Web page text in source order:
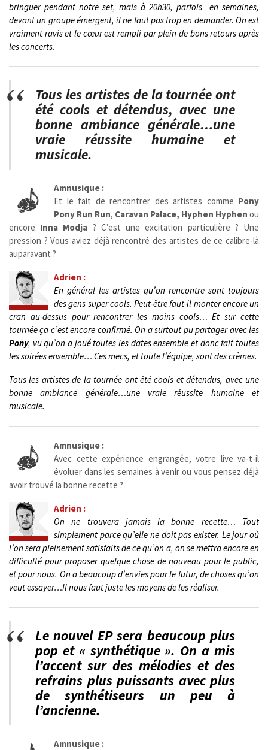
bringuer pendant notre set, mais à 20h30, parfois en semaines,
devant un groupe émergent, il ne faut pas trop en demander. On est
vraiment ravis et le cœur est rempli par plein de bons retours après
les concerts.
Tous les artistes de la tournée ont
été cools et détendus, avec une
bonne ambiance générale…une
vraie réussite humaine et
musicale.
Amnusique :
Et le fait de rencontrer des artistes comme Pony
Pony Run Run, Caravan Palace, Hyphen Hyphen ou
encore Inna Modja ? C’est une excitation particulière ? Une
pression ? Vous aviez déjà rencontré des artistes de ce calibre-là
auparavant ?
Adrien :
En général les artistes qu’on rencontre sont toujours
des gens super cools. Peut-être faut-il monter encore un
cran au-dessus pour rencontrer les moins cools… Et sur cette
tournée ça c’est encore confirmé. On a surtout pu partager avec les
Pony, vu qu’on a joué toutes les dates ensemble et donc fait toutes
les soirées ensemble… Ces mecs, et toute l’équipe, sont des crèmes.
Tous les artistes de la tournée ont été cools et détendus, avec une
bonne ambiance générale…une vraie réussite humaine et
musicale.
Amnusique :
Avec cette expérience engrangée, votre live va-t-il
évoluer dans les semaines à venir ou vous pensez déjà
avoir trouvé la bonne recette ?
Adrien :
On ne trouvera jamais la bonne recette… Tout
simplement parce qu’elle ne doit pas exister. Le jour où
l’on sera pleinement satisfaits de ce qu’on a, on se mettra encore en
difficulté pour proposer quelque chose de nouveau pour le public,
et pour nous. On a beaucoup d’envies pour le futur, de choses qu’on
veut essayer…Il nous faut juste les moyens de les réaliser.
Le nouvel EP sera beaucoup plus
pop et « synthétique ». On a mis
l’accent sur des mélodies et des
refrains plus puissants avec plus
de synthétiseurs un peu à
l’ancienne.
Amnusique :